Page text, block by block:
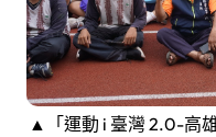
▲「運動 i 臺灣 2.0-高